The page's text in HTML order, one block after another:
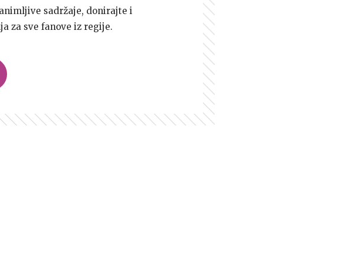
sadržaje, donirajte i
za sve fanove iz regije.